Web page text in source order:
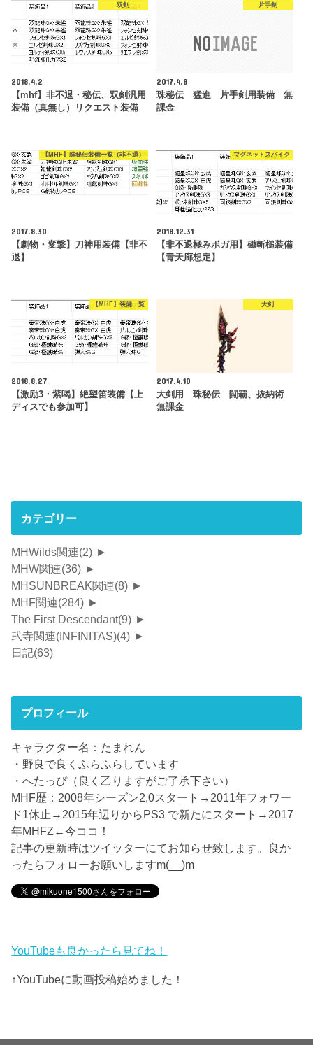
双剣
2018.4.2
【mhf】非不退・秘伝、双剣汎用
装備（真無し）リクエスト装備
片手剣
2017.4.8
珠秘伝 猛進 片手剣用装備 無
課金
【MHF】珠秘伝装備一覧（非不退）
2017.8.30
【劇物・変撃】刀神用装備【非不
退】
マグネットスパイク
2018.12.31
【非不退極みボガ用】磁斬槌装備
【青天廊想定】
【MHF】装備一覧
2018.8.27
【激励3・紫喝】絶望笛装備【上
ディスでも参加可】
大剣
2017.4.10
大剣用 珠秘伝 闘覇、抜納術
無課金
カテゴリー
MHWilds関連(2) ►
MHW関連(36) ►
MHSUNBREAK関連(8) ►
MHF関連(284) ►
The First Descendant(9) ►
弐寺関連(INFINITAS)(4) ►
日記(63)
プロフィール
キャラクター名：たまれん
・野良で良くふらふらしています
・へたっぴ（良く乙りますがご了承下さい）
MHF歴：2008年シーズン2,0スタート→2011年フォワー
ド1休止→2015年辺りからPS3 で新たにスタート→2017
年MHFZ←今ココ！
記事の更新時はツイッターにてお知らせ致します。良か
ったらフォローお願いしますm(__)m
YouTubeも良かったら見てね！
↑YouTubeに動画投稿始めました！